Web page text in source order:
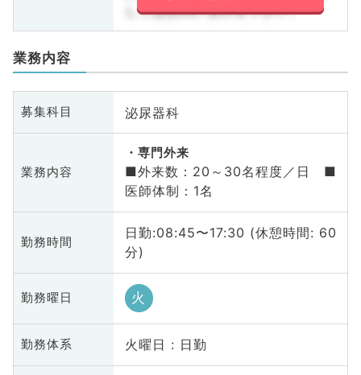
しくはお問い合わせ下さい。
業務内容
募集科目 泌尿器科
業務内容
専門外来
■外来数：20～30名程度／日 ■
医師体制：1名
勤務時間
日勤:08:45〜17:30 (休憩時間: 60
分)
勤務曜日 火
勤務体系 火曜日 : 日勤